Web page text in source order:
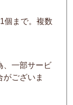
個まで。複数
、一部サービ
ございま